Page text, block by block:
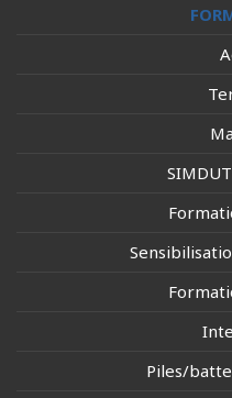
Piles/